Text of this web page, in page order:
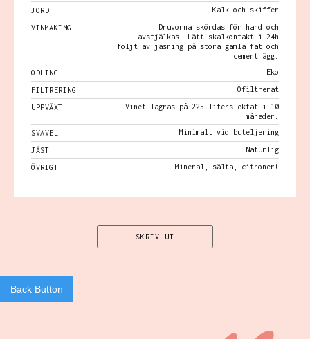
JORD Kalk och skiffer
VINMAKING
Druvorna skördas för hand och
avstjälkas. Lätt skalkontakt i 24h
följt av jäsning på stora gamla fat och
cement ägg.
ODLING
Eko
FILTRERING Ofiltrerat
UPPVÄXT
Vinet lagras på 225 liters ekfat i 10
månader.
SVAVEL
Minimalt vid buteljering
JÄST Naturlig
ÖVRIGT Mineral, sälta, citroner!
SKRIV UT
Back Button